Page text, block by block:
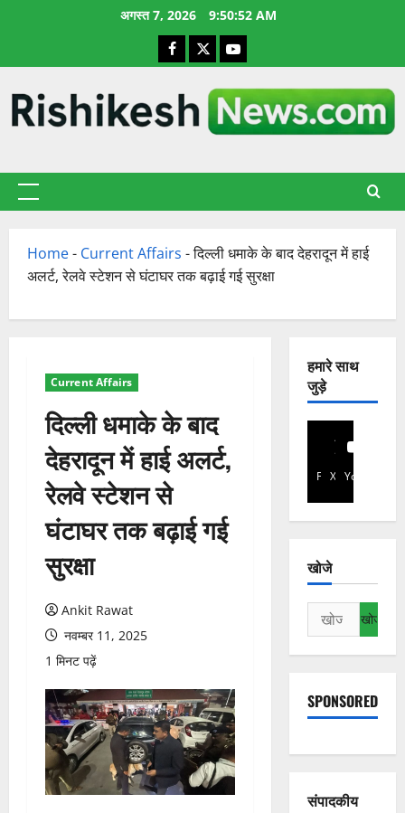
अगस्त 7, 2026 9:50:53 AM
Facebook
X YouTube
प्राथमिक
Home- Current Affairs -दिल्ली धमाके के बाद देहरादून में हाई
अलर्ट, रेलवे स्टेशन से घंटाघर तक बढ़ाई गई सुरक्षा
Current Affairs
दिल्ली धमाके के बाद
देहरादून में हाई अलर्ट,
रेलवे स्टेशन से
घंटाघर तक बढ़ाई गई
सुरक्षा
Ankit Rawat
नवम्बर 11, 2025
1 मिनट पढ़ें
हमारे साथ
जुड़े
Facebook
X YouTube
खोजे
निम्न
को
खोजें:
SPONSORED
संपादकीय